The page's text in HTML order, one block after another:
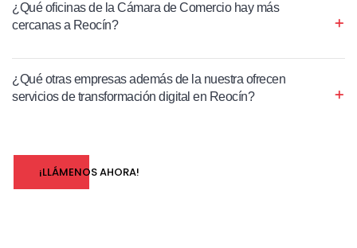
¿Qué oficinas de la Cámara de Comercio hay más
cercanas a Reocín?
¿Qué otras empresas además de la nuestra ofrecen
servicios de transformación digital en Reocín?
¡LLÁMENOS AHORA!